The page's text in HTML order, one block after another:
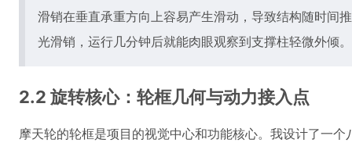
滑销在垂直承重方向上容易产生滑动，导致结构随时间
光滑销，运行几分钟后就能肉眼观察到支撑柱轻微外倾。
2.2 旋转核心：轮框几何与动力接入点
摩天轮的轮框是项目的视觉中心和功能核心。我设计了一